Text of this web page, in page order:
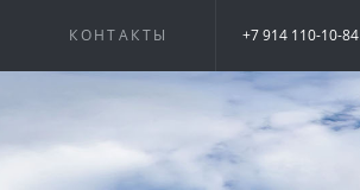
КОНТАКТЫ +7 914 110-10-84